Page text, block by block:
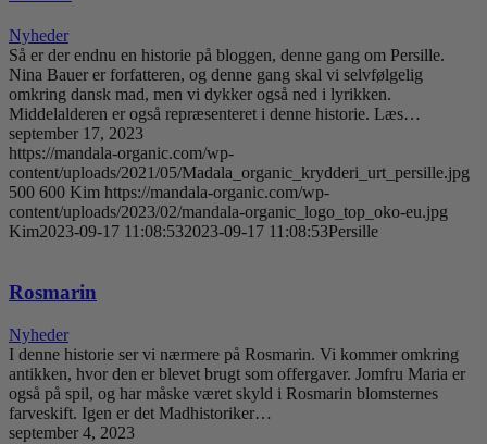
Nyheder
Så er der endnu en historie på bloggen, denne gang om Persille.
Nina Bauer er forfatteren, og denne gang skal vi selvfølgelig
omkring dansk mad, men vi dykker også ned i lyrikken.
Middelalderen er også repræsenteret i denne historie. Læs…
september 17, 2023
https://mandala-organic.com/wp-
content/uploads/2021/05/Madala_organic_krydderi_urt_persille.jpg
500 600 Kim https://mandala-organic.com/wp-
content/uploads/2023/02/mandala-organic_logo_top_oko-eu.jpg
Kim2023-09-17 11:08:532023-09-17 11:08:53Persille
Rosmarin
Nyheder
I denne historie ser vi nærmere på Rosmarin. Vi kommer omkring
antikken, hvor den er blevet brugt som offergaver. Jomfru Maria er
også på spil, og har måske været skyld i Rosmarin blomsternes
farveskift. Igen er det Madhistoriker…
september 4, 2023